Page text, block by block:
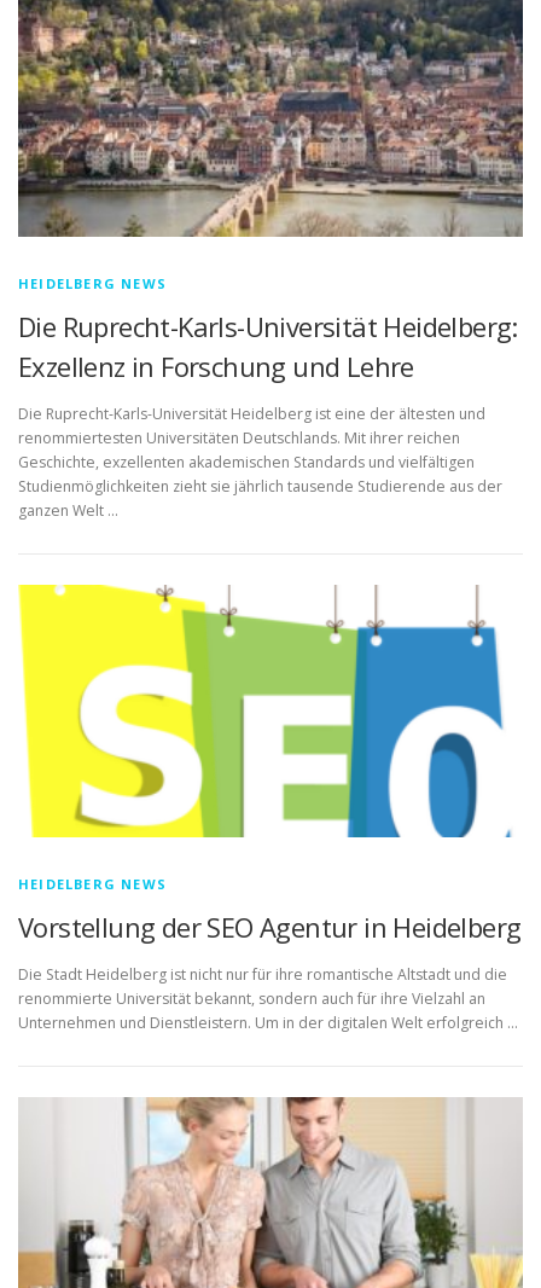
HEIDELBERG NEWS
Die Ruprecht-Karls-Universität Heidelberg:
Exzellenz in Forschung und Lehre
Die Ruprecht-Karls-Universität Heidelberg ist eine der ältesten und
renommiertesten Universitäten Deutschlands. Mit ihrer reichen
Geschichte, exzellenten akademischen Standards und vielfältigen
Studienmöglichkeiten zieht sie jährlich tausende Studierende aus der
ganzen Welt …
HEIDELBERG NEWS
Vorstellung der SEO Agentur in Heidelberg
Die Stadt Heidelberg ist nicht nur für ihre romantische Altstadt und die
renommierte Universität bekannt, sondern auch für ihre Vielzahl an
Unternehmen und Dienstleistern. Um in der digitalen Welt erfolgreich …